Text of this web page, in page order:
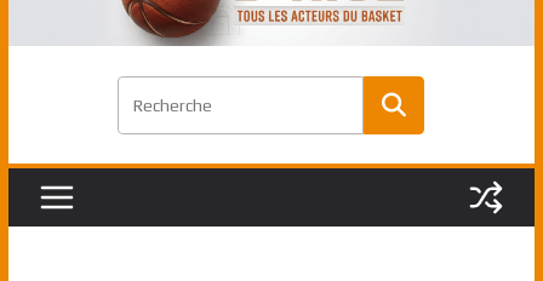
Shai Gilgeous-Alexander : son premier
match à plus de 40 points en NBA, le
Pau Gasol dans l’histoire en 2002 :
premier européen sacré Rookie de
Rudy Gobert, deuxième Français élu